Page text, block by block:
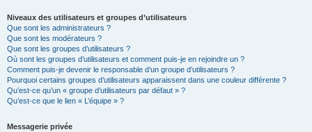
Niveaux des utilisateurs et groupes d’utilisateurs
Que sont les administrateurs ?
Que sont les modérateurs ?
Que sont les groupes d’utilisateurs ?
Où sont les groupes d’utilisateurs et comment puis-je en rejoindre un ?
Comment puis-je devenir le responsable d’un groupe d’utilisateurs ?
Pourquoi certains groupes d’utilisateurs apparaissent dans une couleur différente ?
Qu’est-ce qu’un « groupe d’utilisateurs par défaut » ?
Qu’est-ce que le lien « L’équipe » ?
Messagerie privée